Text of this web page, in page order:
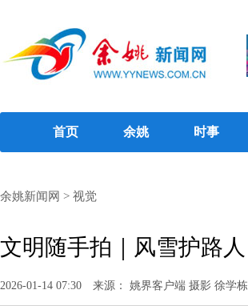
首页 余姚 时事
余姚新闻网 > 视觉
文明随手拍｜风雪护路人
2026-01-14 07:30 来源： 姚界客户端 摄影 徐学栋